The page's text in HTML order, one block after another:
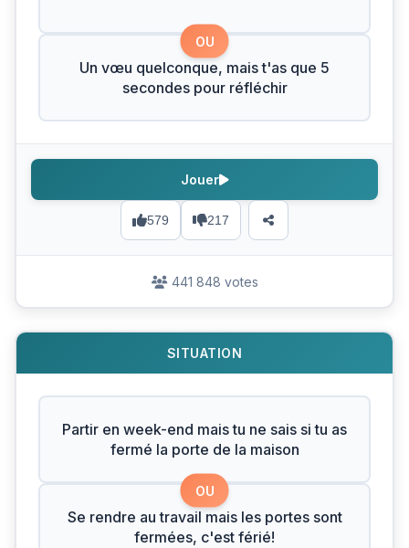
OU
Un vœu quelconque, mais t'as que 5
secondes pour réfléchir
579 217
Jouer
441 848 votes
SITUATION
Partir en week-end mais tu ne sais si tu as
fermé la porte de la maison
OU
Se rendre au travail mais les portes sont
fermées, c'est férié!